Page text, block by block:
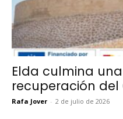
Elda culmina
recuperación del
Rafa Jover - 2 de julio de 2026